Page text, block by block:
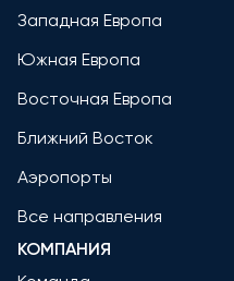
Западная Европа
Южная Европа
Восточная Европа
Ближний Восток
Аэропорты
Все направления
КОМПАНИЯ